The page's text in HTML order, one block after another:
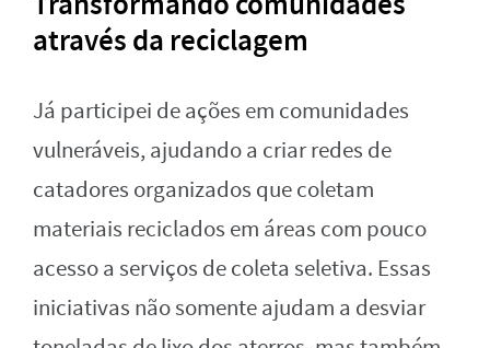
através da reciclagem
Já participei de ações em comunidades
vulneráveis, ajudando a criar redes de
catadores organizados que coletam
materiais reciclados em áreas com pouco
acesso a serviços de coleta seletiva. Essas
iniciativas não somente ajudam a desviar